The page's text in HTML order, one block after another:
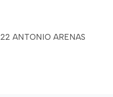
ANTONIO ARENAS